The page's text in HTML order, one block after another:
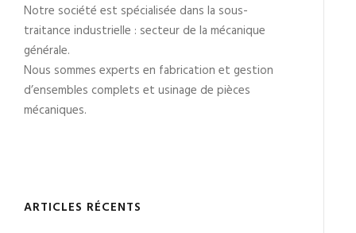
Notre société est spécialisée dans la sous-
traitance industrielle : secteur de la mécanique
générale.
Nous sommes experts en fabrication et gestion
d’ensembles complets et usinage de pièces
mécaniques.
ARTICLES RÉCENTS